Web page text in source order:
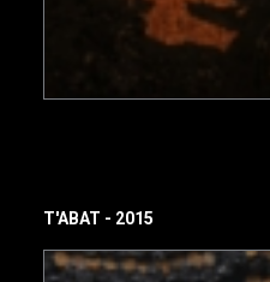
T'ABAT - 2015